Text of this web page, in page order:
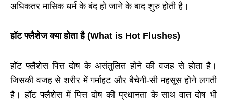
अधिकतर मासिक धर्म के बंद हो जाने के बाद शुरु होती है।
हॉट फ्लैशेज क्या होता है (What is Hot Flushes)
हॉट फ्लैशेस पित्त दोष के असंतुलित होने की वजह से होता है।
जिसकी वजह से शरीर में गर्माहट और बैचेनी-सी महसूस होने लगती
है। हॉट फ्लैशेस में पित्त दोष की प्रधानता के साथ वात दोष भी